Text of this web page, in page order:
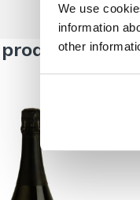
We use
information
otherin